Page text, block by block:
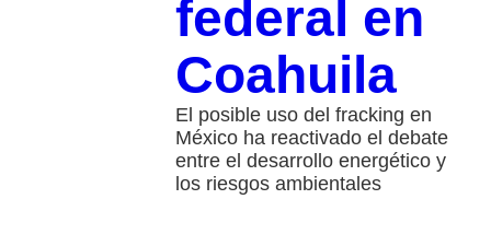
federal en
Coahuila
El posible uso del fracking en
México ha reactivado el debate
entre el desarrollo energético y
los riesgos ambientales